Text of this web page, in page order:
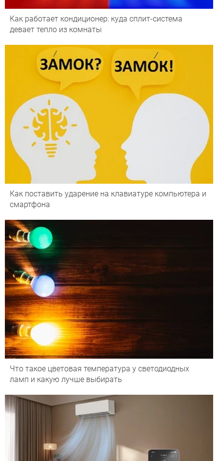
Как работает кондиционер: куда сплит-система
девает тепло из комнаты
Как поставить ударение на клавиатуре компьютера и
смартфона
Что такое цветовая температура у светодиодных
ламп и какую лучше выбирать